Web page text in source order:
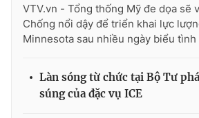
VTV.vn - Tổng thống Mỹ đe dọa sẽ
Chống nổi dậy để triển khai lực
Minnesota sau nhiều ngày biểu tình
Làn sóng từ chức tại Bộ Tư
súng của đặc vụ ICE